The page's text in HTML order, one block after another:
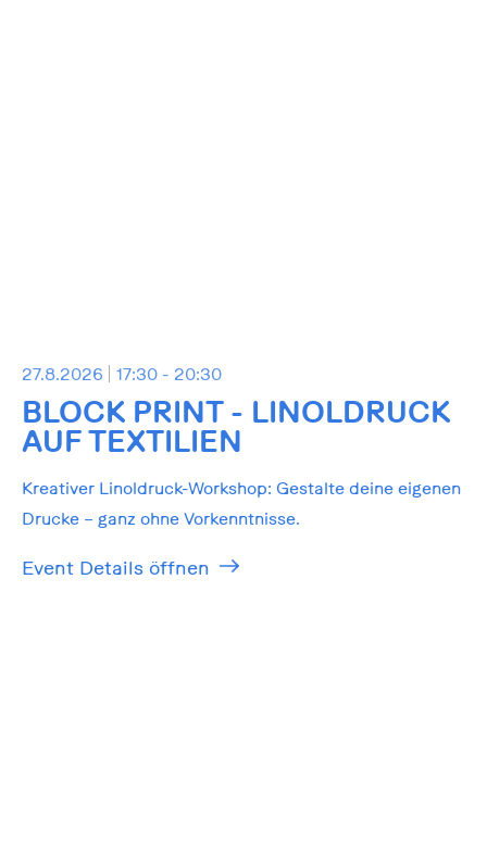
27.8.2026 17:30 - 20:30
BLOCK PRINT - LINOLDRUCK
AUF TEXTILIEN
Kreativer Linoldruck-Workshop: Gestalte deine eigenen
Drucke – ganz ohne Vorkenntnisse.
Event Details öffnen